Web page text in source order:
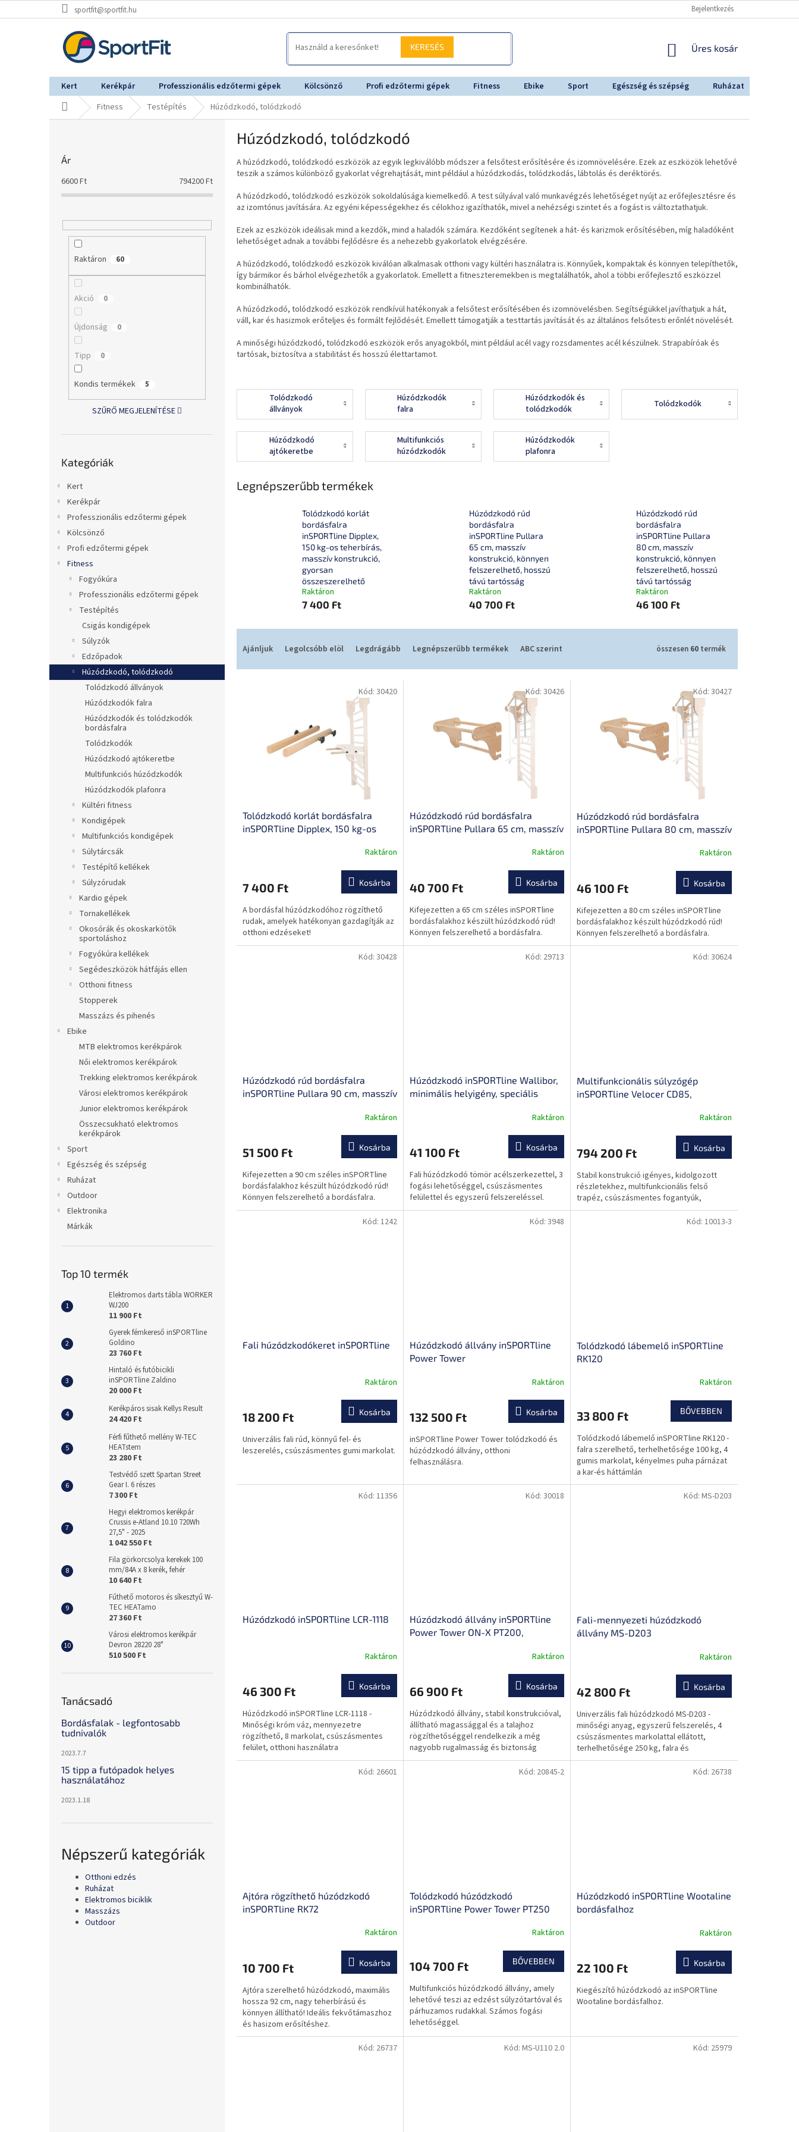
a
sportfit@sportfit.hu Bejelentkezés
KERESÉS KOSÁR
Üres kosár
Kert Kerékpár Professzionális edzőtermi gépek Kölcsönző Profi edzőtermi gépek Fitness Ebike Sport Egészség és szépség Ruházat
KezdőlapFitness Testépítés Húzódzkodó, tolódzkodó
Ár
6600Ft 794200Ft
Raktáron 60
Akció 0
Újdonság 0
Tipp 0
Kondis termékek 5
SZŰRŐ MEGJELENÍTÉSE
átugrása
Kategóriák
Kert
Kerékpár
Professzionális edzőtermi gépek
Kölcsönző
Profi edzőtermi gépek
Fitness
Fogyókúra
Professzionális edzőtermi gépek
Testépítés
Csigás kondigépek
Súlyzók
Edzőpadok
Húzódzkodó, tolódzkodó
Tolódzkodó állványok
Húzódzkodók falra
Húzódzkodók és tolódzkodók
bordásfalra
Tolódzkodók
Húzódzkodó ajtókeretbe
Multifunkciós húzódzkodók
Húzódzkodók plafonra
Kültéri fitness
Kondigépek
Multifunkciós kondigépek
Súlytárcsák
Testépítő kellékek
Súlyzórudak
Kardio gépek
Tornakellékek
Okosórák és okoskarkötők
sportoláshoz
Fogyókúra kellékek
Segédeszközök hátfájás ellen
Otthoni fitness
Stopperek
Masszázs és pihenés
Ebike
MTB elektromos kerékpárok
Női elektromos kerékpárok
Trekking elektromos kerékpárok
Városi elektromos kerékpárok
Junior elektromos kerékpárok
Összecsukható elektromos
kerékpárok
Sport
Egészség és szépség
Ruházat
Outdoor
Elektronika
Márkák
Top 10 termék
Elektromos darts tábla WORKER
WJ200
11 900 Ft
Gyerek fémkereső inSPORTline
Goldino
23 760 Ft
Hintaló és futóbicikli
inSPORTline Zaldino
20 000 Ft
Kerékpáros sisak Kellys Result
24 420 Ft
Férfi fűthető mellény W-TEC
HEATstem
23 280 Ft
Testvédő szett Spartan Street
Gear I. 6 részes
7 300 Ft
Hegyi elektromos kerékpár
Crussis e-Atland 10.10 720Wh
27,5" - 2025
1 042 550 Ft
Fila görkorcsolya kerekek 100
mm/84A x 8 kerék, fehér
10 640 Ft
Fűthető motoros és síkesztyű W-
TEC HEATamo
27 360 Ft
Városi elektromos kerékpár
Devron 28220 28"
510 500 Ft
Tanácsadó
Bordásfalak - legfontosabb
tudnivalók
2023.7.7
15 tipp a futópadok helyes
használatához
2023.1.18
Népszerű kategóriák
Otthoni edzés
Ruházat
Elektromos biciklik
Masszázs
Outdoor
Húzódzkodó, tolódzkodó
A húzódzkodó, tolódzkodó eszközök az egyik legkiválóbb módszer a felsőtest erősítésére és izomnövelésére. Ezek az eszközök lehetővé
teszik a számos különböző gyakorlat végrehajtását, mint például a húzódzkodás, tolódzkodás, lábtolás és deréktörés.
A húzódzkodó, tolódzkodó eszközök sokoldalúsága kiemelkedő. A test súlyával való munkavégzés lehetőséget nyújt az erőfejlesztésre és
az izomtónus javítására. Az egyéni képességekhez és célokhoz igazíthatók, mivel a nehézségi szintet és a fogást is változtathatjuk.
Ezek az eszközök ideálisak mind a kezdők, mind a haladók számára. Kezdőként segítenek a hát- és karizmok erősítésében, míg haladóként
lehetőséget adnak a további fejlődésre és a nehezebb gyakorlatok elvégzésére.
A húzódzkodó, tolódzkodó eszközök kiválóan alkalmasak otthoni vagy kültéri használatra is. Könnyűek, kompaktak és könnyen telepíthetők,
így bármikor és bárhol elvégezhetők a gyakorlatok. Emellett a fitneszteremekben is megtalálhatók, ahol a többi erőfejlesztő eszközzel
kombinálhatók.
A húzódzkodó, tolódzkodó eszközök rendkívül hatékonyak a felsőtest erősítésében és izomnövelésben. Segítségükkel javíthatjuk a hát,
váll, kar és hasizmok erőteljes és formált fejlődését. Emellett támogatják a testtartás javítását és az általános felsőtesti erőnlét növelését.
A minőségi húzódzkodó, tolódzkodó eszközök erős anyagokból, mint például acél vagy rozsdamentes acél készülnek. Strapabíróak és
tartósak, biztosítva a stabilitást és hosszú élettartamot.
Tolódzkodó
állványok
Húzódzkodók
falra
Húzódzkodók és
tolódzkodók
bordásfalra
Tolódzkodók
Húzódzkodó
ajtókeretbe
Multifunkciós
húzódzkodók
Húzódzkodók
plafonra
Legnépszerűbb termékek
Tolódzkodó korlát
bordásfalra
inSPORTline Dipplex,
150 kg-os teherbírás,
masszív konstrukció,
gyorsan
összeszerelhető
Raktáron
7 400 Ft
Húzódzkodó rúd
bordásfalra
inSPORTline Pullara
65 cm, masszív
konstrukció, könnyen
felszerelhető, hosszú
távú tartósság
Raktáron
40 700 Ft
Húzódzkodó rúd
bordásfalra
inSPORTline Pullara
80 cm, masszív
konstrukció, könnyen
felszerelhető, hosszú
távú tartósság
Raktáron
46 100 Ft
Ajánljuk Legolcsóbb elöl Legdrágább Legnépszerűbb termékek ABC szerint összesen 60 termék
Tolódzkodó korlát bordásfalra
inSPORTline Dipplex, 150 kg-os
Raktáron
7 400 Ft Kosárba
A bordásfal húzódzkodóhoz rögzíthető
rudak, amelyek hatékonyan gazdagítják az
otthoni edzéseket!
Kód: 30420
Húzódzkodó rúd bordásfalra
inSPORTline Pullara 65 cm, masszív
Raktáron
40 700 Ft Kosárba
Kifejezetten a 65 cm széles inSPORTline
bordásfalakhoz készült húzódzkodó rúd!
Könnyen felszerelhető a bordásfalra.
Kód: 30426
Húzódzkodó rúd bordásfalra
inSPORTline Pullara 80 cm, masszív
Raktáron
46 100 Ft Kosárba
Kifejezetten a 80 cm széles inSPORTline
bordásfalakhoz készült húzódzkodó rúd!
Könnyen felszerelhető a bordásfalra.
Kód: 30427
Húzódzkodó rúd bordásfalra
inSPORTline Pullara 90 cm, masszív
Raktáron
51 500 Ft Kosárba
Kifejezetten a 90 cm széles inSPORTline
bordásfalakhoz készült húzódzkodó rúd!
Könnyen felszerelhető a bordásfalra.
Kód: 30428
Húzódzkodó inSPORTline Wallibor,
minimális helyigény, speciális
csúszásmentes kapaszkodó, 3Raktáron
41 100 Ft Kosárba
Fali húzódzkodó tömör acélszerkezettel, 3
fogási lehetőséggel, csúszásmentes
felülettel és egyszerű felszereléssel.
Kód: 29713
Multifunkcionális súlyzógép
inSPORTline Velocer CD85,
csúszásmentes fogantyúk, porszórt
Raktáron
794 200 Ft Kosárba
Stabil konstrukció igényes, kidolgozott
részletekhez, multifunkcionális felső
trapéz, csúszásmentes fogantyúk,
Kód: 30624
Fali húzódzkodókeret inSPORTline
Raktáron
18 200 Ft Kosárba
Univerzális fali rúd, könnyű fel- és
leszerelés, csúszásmentes gumi markolat.
Kód: 1242
Húzódzkodó állvány inSPORTline
Power Tower
Raktáron
132 500 Ft Kosárba
inSPORTline Power Tower tolódzkodó és
húzódzkodó állvány, otthoni
felhasználásra.
Kód: 3948
Tolódzkodó lábemelő inSPORTline
RK120
Raktáron
33 800 Ft BŐVEBBEN
Tolódzkodó lábemelő inSPORTline RK120 -
falra szerelhető, terhelhetősége 100 kg, 4
gumis markolat, kényelmes puha párnázat
a kar-és háttámlán
Kód: 10013-3
Húzódzkodó inSPORTline LCR-1118
Raktáron
46 300 Ft Kosárba
Húzódzkodó inSPORTline LCR-1118 -
Minőségi króm váz, mennyezetre
rögzíthető, 8 markolat, csúszásmentes
felület, otthoni használatra
Kód: 11356
Húzódzkodó állvány inSPORTline
Power Tower ON-X PT200,
fogantyúkon, csúszásmentes
Raktáron
66 900 Ft Kosárba
Húzódzkodó állvány, stabil konstrukcióval,
állítható magassággal és a talajhoz
rögzíthetőséggel rendelkezik a még
nagyobb rugalmasság és biztonság
érdekében az edzés során.
Kód: 30018
Fali-mennyezeti húzódzkodó
állvány MS-D203
Raktáron
42 800 Ft Kosárba
Univerzális fali húzódzkodó MS-D203 -
minőségi anyag, egyszerű felszerelés, 4
csúszásmentes markolattal ellátott,
terhelhetősége 250 kg, falra és
mennyezetre egyaránt...
Kód: MS-D203
Ajtóra rögzíthető húzódzkodó
inSPORTline RK72
értékelése
ből
0,0
csillag.
Raktáron
10 700 Ft Kosárba
Ajtóra szerelhető húzódzkodó, maximális
hossza 92 cm, nagy teherbírású és
könnyen állítható! Ideális fekvőtámaszhoz
és hasizom erősítéshez.
Kód: 26601
Tolódzkodó húzódzkodó
inSPORTline Power Tower PT250
Raktáron
104 700 Ft BŐVEBBEN
Multifunkciós húzódzkodó állvány, amely
lehetővé teszi az edzést súlyzótartóval és
párhuzamos rudakkal. Számos fogási
lehetőséggel.
Kód: 20845-2
Húzódzkodó inSPORTline Wootaline
bordásfalhoz
értékelése
ből
0,0
Raktáron
22 100 Ft Kosárba
Kiegészítő húzódzkodó az inSPORTline
Wootaline bordásfalhoz.
Kód: 26738
Kód: 26737 Kód: MS-U110 2.0 Kód: 25979